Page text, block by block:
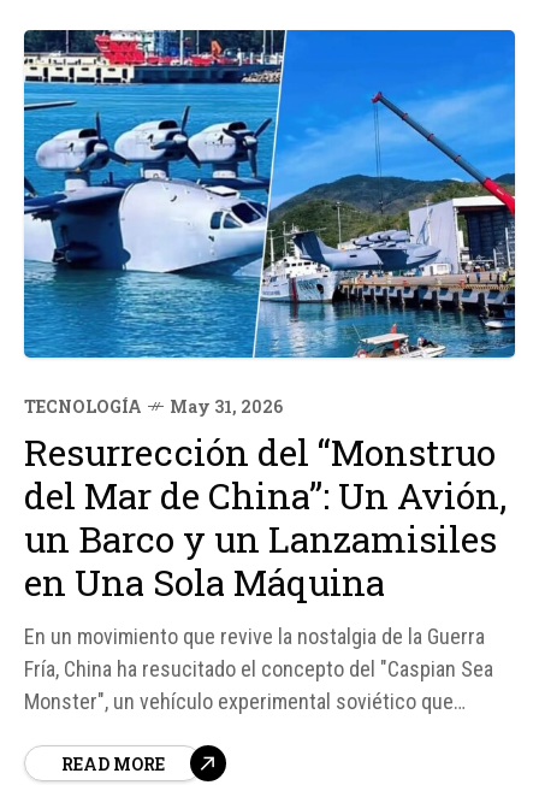
TECNOLOGÍA May 31, 2026
Resurrección del “Monstruo
del Mar de China”: Un Avión,
un Barco y un Lanzamisiles
en Una Sola Máquina
En un movimiento que revive la nostalgia de la Guerra
Fría, China ha resucitado el concepto del "Caspian Sea
Monster", un vehículo experimental soviético que
lanzamisiles. El nuevo proyecto, conocido como "Bohai
READ MORE